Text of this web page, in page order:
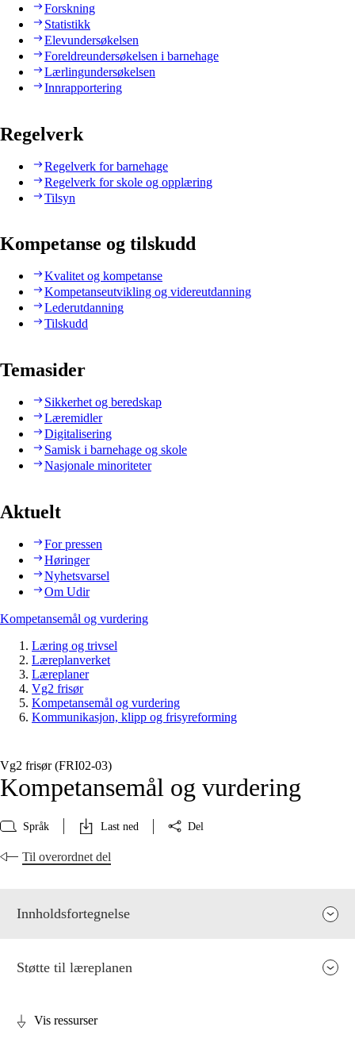
Forskning
Statistikk
Elevundersøkelsen
Foreldreundersøkelsen i barnehage
Lærlingundersøkelsen
Innrapportering
Regelverk
Regelverk for barnehage
Regelverk for skole og opplæring
Tilsyn
Kompetanse og tilskudd
Kvalitet og kompetanse
Kompetanseutvikling og videreutdanning
Lederutdanning
Tilskudd
Temasider
Sikkerhet og beredskap
Læremidler
Digitalisering
Samisk i barnehage og skole
Nasjonale minoriteter
Aktuelt
For pressen
Høringer
Nyhetsvarsel
Om Udir
Kompetansemål og vurdering
Læring og trivsel
Læreplanverket
Læreplaner
Vg2 frisør
Kompetansemål og vurdering
Kommunikasjon, klipp og frisyreforming
Vg2 frisør (FRI02‑03)
Kompetansemål og vurdering
Språk Last ned Del
Til overordnet del
Innholdsfortegnelse
Støtte til læreplanen
Vis ressurser